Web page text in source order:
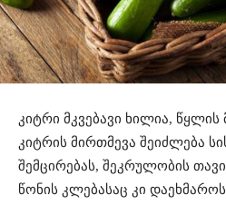
კიტრი მკვებავი ხილია,
კიტრის მირთმევა შეიძლება
შემცირებას, შეკრულობის
წონის კლებასაც კი